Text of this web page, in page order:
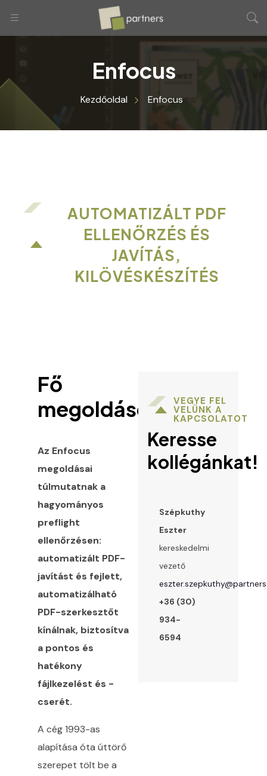
Enfocus
Kezdőoldal Enfocus
AUTOMATIZÁLT PDF
ELLENŐRZÉS ÉS
JAVÍTÁS,
KILÖVÉSKÉSZÍTÉS
Fő
megoldások
Az Enfocus
megoldásai
túlmutatnak a
hagyományos
preflight
ellenőrzésen:
automatizált PDF-
javítást és fejlett,
automatizálható
PDF-szerkesztőt
kínálnak, biztosítva
a pontos és
hatékony
fájlkezelést és -
cserét.
A cég 1993-as
alapítása óta úttörő
szerepet tölt be a
VEGYE FEL
VELÜNK A
KAPCSOLATOT
Keresse
kollégánkat!
Szépkuthy
Eszter
kereskedelmi
vezető
+36 (30)
934-
6594